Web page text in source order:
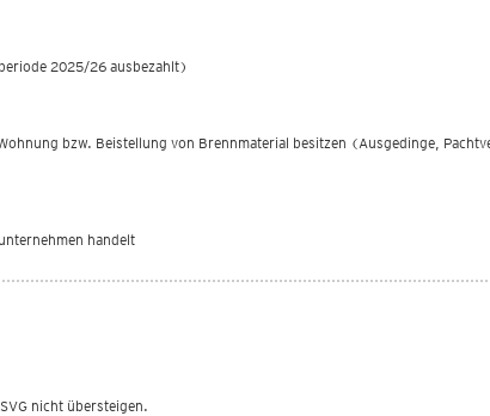
2025/26 ausbezahlt)
bzw. Beistellung von Brennmaterial besitzen (Ausgedinge,
handelt
nicht übersteigen.